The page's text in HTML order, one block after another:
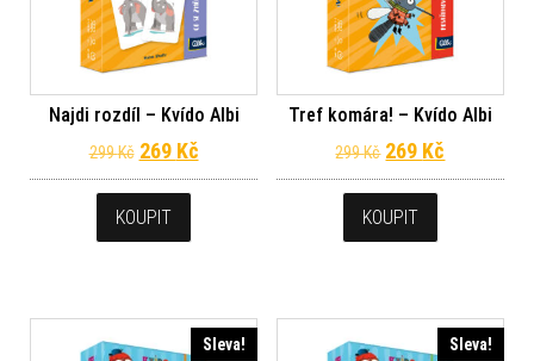
Najdi rozdíl – Kvído Albi
299Kč Původní cena byla: 299 Kč.
269 KčAktuální cena je: 269 Kč.
KOUPIT
Tref komára! – Kvído Albi
299Kč Původní cena
269 Kč
KOUPIT
Sleva! Sleva!